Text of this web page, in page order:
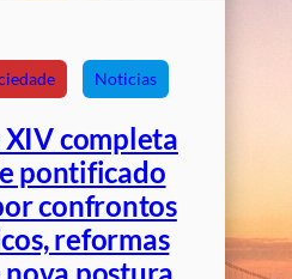
Noticias
XIV completa
pontificado
confrontos
reformas
postura